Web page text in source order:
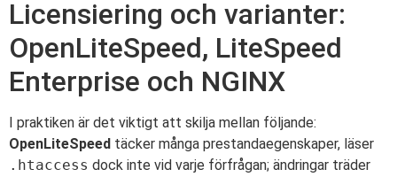
Licensiering och varianter:
OpenLiteSpeed, LiteSpeed
Enterprise och NGINX
I praktiken är det viktigt att skilja mellan följande:
OpenLiteSpeed täcker många prestandaegenskaper, läser
.htaccess dock inte vid varje förfrågan; ändringar träder